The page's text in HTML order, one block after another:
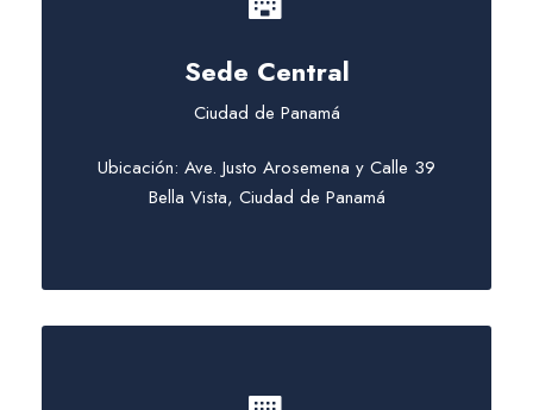
Sede Central
Ciudad de Panamá
Ubicación: Ave. Justo Arosemena y Calle 39
Bella Vista, Ciudad de Panamá